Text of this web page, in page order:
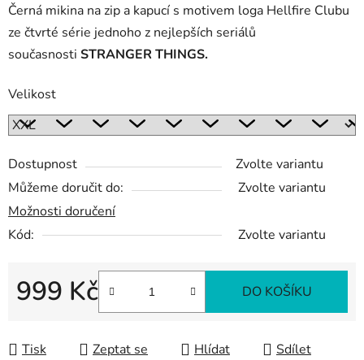
Černá mikina na zip a kapucí s motivem loga Hellfire Clubu
ze čtvrté série jednoho z nejlepších seriálů
současnosti STRANGER THINGS.
Velikost
Dostupnost
Zvolte variantu
Můžeme doručit do:
Zvolte variantu
Možnosti doručení
Kód:
Zvolte variantu
999 Kč DO KOŠÍKU
Tisk Zeptat se Hlídat Sdílet